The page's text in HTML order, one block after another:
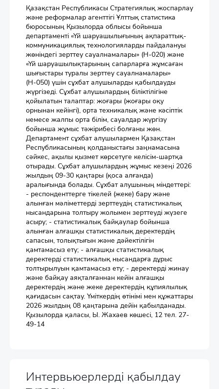
Қазақстан Республикасы Стратегиялық жоспарлау
және реформалар агенттігі Ұлттық статистика
бюросының Қызылорда облысы бойынша
департаменті «Үй шаруашылығының ақпараттық-
коммуникациялық технологияларды пайдалануы
жөніндегі зерттеу сауалнамалары» (Н-020) және
«Үй шаруашылықтарының сапарларға жұмсаған
шығыстары туралы зерттеу сауалнамалары»
(Н-050) үшін сұхбат алушыларды қабылдауды
жүргізеді. Сұхбат алушылардың біліктілігіне
қойылатын талаптар: жоғары (жоғары оқу
орнынан кейінгі), орта техникалық және кәсіптік
немесе жалпы орта білім, сауалдар жүргізу
бойынша жұмыс тәжірибесі болғаны жөн.
Департамент сұхбат алушылармен Қазақстан
Республикасының қолданыстағы заңнамасына
сәйкес, ақылы қызмет көрсетуге келісім-шартқа
отырады. Сұхбат алушылардың жұмыс кезеңі 2026
жылдың 09-30 қаңтары (қоса алғанда)
аралығында болады. Сұхбат алушының міндеттері:
- респонденттерге тікелей (жеке) бару және
алынған мәліметтерді зерттеудің статистикалық
нысандарына толтыру жолымен зерттеуді жүзеге
асыру; - статистикалық байқаулар бойынша
алынған алғашқы статистикалық деректердің
сапасын, толықтығын және дәйектілігін
қамтамасыз ету; - алғашқы статистикалық
деректерді статистикалық нысандарға дұрыс
толтырылуын қамтамасыз ету; - деректерді жинау
және байқау аяқталғаннан кейін алғашқы
деректердің және жеке деректердің құпиялылық
қағидасын сақтау. Үміткердің өтінімі мен құжаттары
2026 жылдың 08 қаңтарына дейін қабылданады.
Қызылорда қаласы, Ы. Жахаев көшесі, 12 тел. 27-
49-14
Интервьюерлерді қабылдау